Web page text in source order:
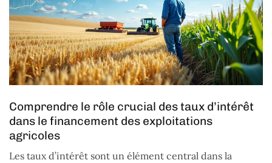
Comprendre le rôle crucial des taux d’intérêt
dans le financement des exploitations
agricoles
Les taux d’intérêt sont un élément central dans la